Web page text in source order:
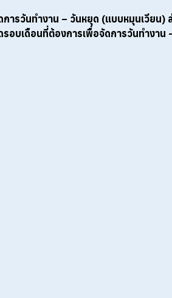
การวันทำงาน – วันหยุด (แบบหมุนเวียน)
รอบเดือนที่ต้องการเพื่อจัดการวันทำงาน